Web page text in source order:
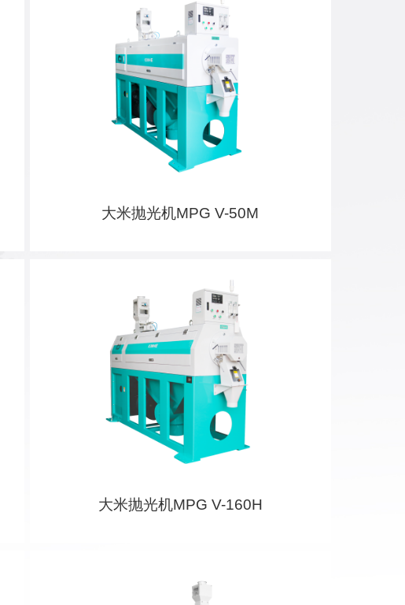
大米抛光机MPG V-50M
大米抛光机MPG V-160H